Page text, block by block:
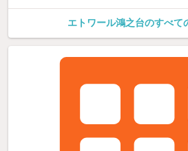
エトワール鴻之台のすべて